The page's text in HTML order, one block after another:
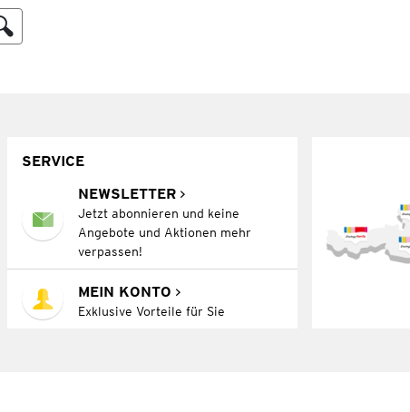
SERVICE
NEWSLETTER
Jetzt abonnieren und keine
Angebote und Aktionen mehr
verpassen!
MEIN KONTO
Exklusive Vorteile für Sie